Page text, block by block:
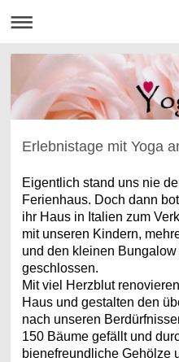
Erlebnistage mit Yoga
Eigentlich stand uns nie
Ferienhaus. Doch dann
ihr Haus in Italien zum
mit unseren Kindern,
und den kleinen
geschlossen.
Mit viel Herzblut
Haus und gestalten den
nach unseren
150 Bäume gefällt und
bienefreundliche Gehölze